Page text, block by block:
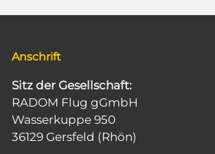
Anschrift
Sitz der Gesellschaft:
RADOM Flug gGmbH
Wasserkuppe 950
36129 Gersfeld (Rhön)